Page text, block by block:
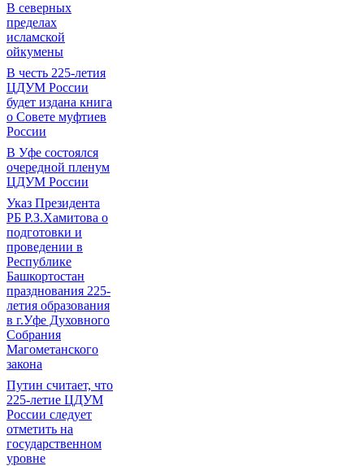
В северных
пределах
исламской
ойкумены
В честь 225-летия
ЦДУМ России
будет издана книга
о Совете муфтиев
России
В Уфе состоялся
очередной пленум
ЦДУМ России
Указ Президента
РБ Р.З.Хамитова о
подготовки и
проведении в
Республике
Башкортостан
празднования 225-
летия образования
в г.Уфе Духовного
Собрания
Магометанского
закона
Путин считает, что
225-летие ЦДУМ
России следует
отметить на
государственном
уровне